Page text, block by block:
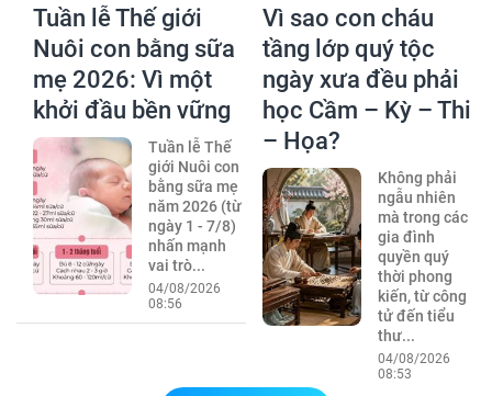
Tuần lễ Thế giới
Nuôi con bằng sữa
mẹ 2026: Vì một
khởi đầu bền vững
Tuần lễ Thế
giới Nuôi con
bằng sữa mẹ
năm 2026 (từ
ngày 1 - 7/8)
nhấn mạnh
vai trò...
04/08/2026
08:56
Vì sao con cháu
tầng lớp quý tộc
ngày xưa đều phải
học Cầm – Kỳ – Thi
– Họa?
Không phải
ngẫu nhiên
mà trong các
gia đình
quyền quý
thời phong
kiến, từ công
tử đến tiểu
thư...
04/08/2026
08:53